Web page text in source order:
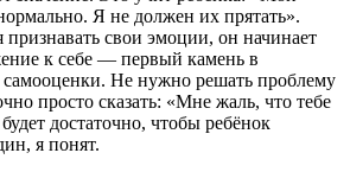
Я не должен их прятать».
признавать свои эмоции, он начинает
к себе — первый камень в
Не нужно решать проблему
просто сказать: «Мне жаль, что тебе
достаточно, чтобы ребёнок
я понят.